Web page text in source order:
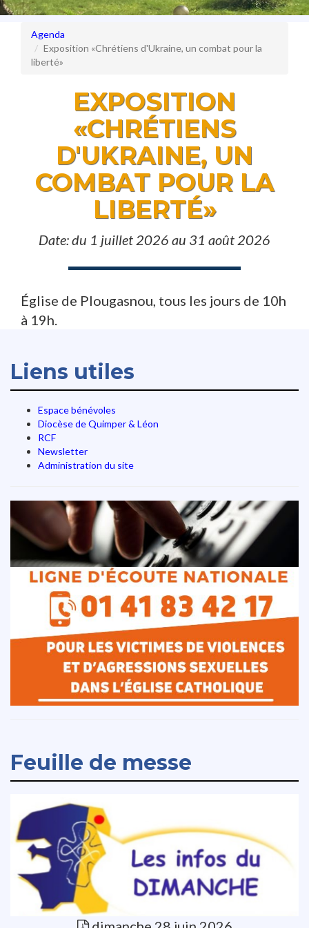
Agenda
Exposition «Chrétiens d'Ukraine, un combat pour la
liberté»
EXPOSITION
«CHRÉTIENS
D'UKRAINE, UN
COMBAT POUR LA
LIBERTÉ»
Date: du 1 juillet 2026 au 31 août 2026
Église de Plougasnou, tous les jours de 10h
à 19h.
Liens utiles
Espace bénévoles
Diocèse de Quimper & Léon
RCF
Newsletter
Administration du site
Feuille de messe